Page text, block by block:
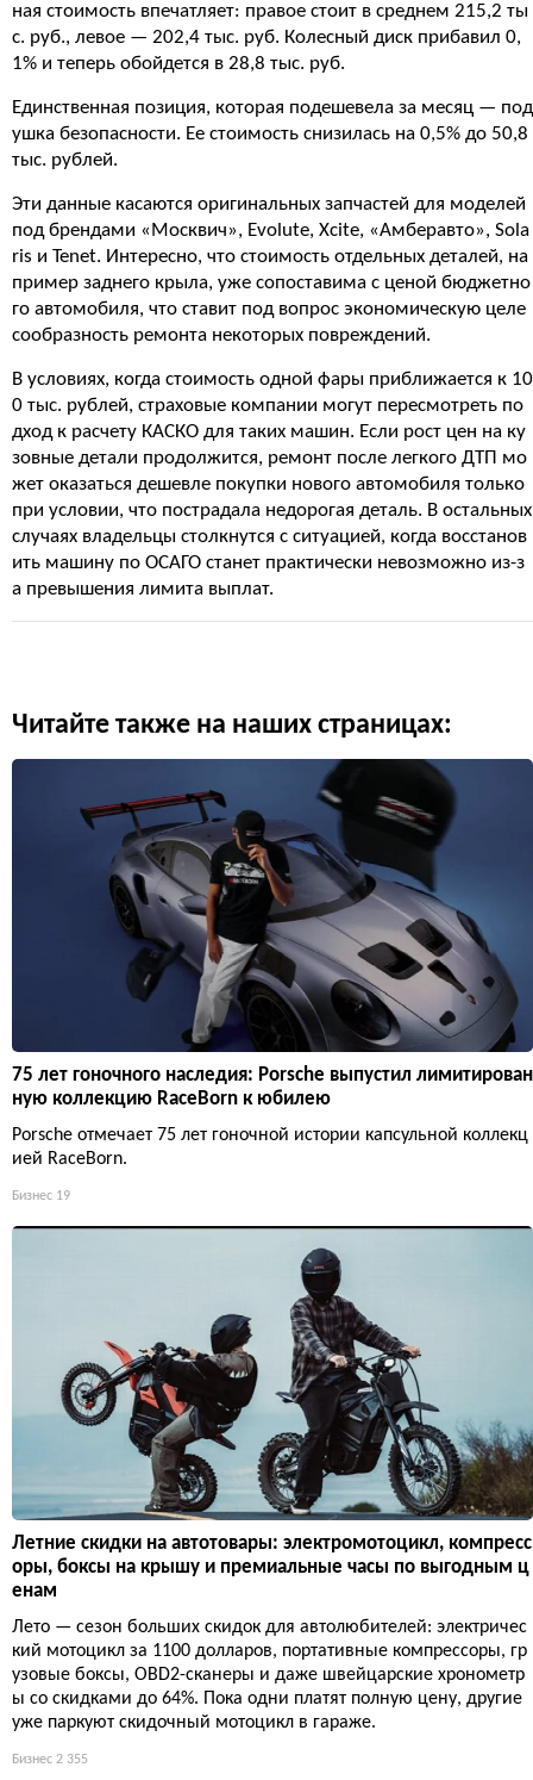
ная стоимость впечатляет: правое стоит в среднем 215,2 ты
с. руб., левое — 202,4 тыс. руб. Колесный диск прибавил 0,
1% и теперь обойдется в 28,8 тыс. руб.
Единственная позиция, которая подешевела за месяц — под
ушка безопасности. Ее стоимость снизилась на 0,5% до 50,8
тыс. рублей.
Эти данные касаются оригинальных запчастей для моделей
под брендами «Москвич», Evolute, Xcite, «Амберавто», Sola
ris и Tenet. Интересно, что стоимость отдельных деталей, на
пример заднего крыла, уже сопоставима с ценой бюджетно
го автомобиля, что ставит под вопрос экономическую целе
сообразность ремонта некоторых повреждений.
В условиях, когда стоимость одной фары приближается к 10
0 тыс. рублей, страховые компании могут пересмотреть по
дход к расчету КАСКО для таких машин. Если рост цен на ку
зовные детали продолжится, ремонт после легкого ДТП мо
жет оказаться дешевле покупки нового автомобиля только
при условии, что пострадала недорогая деталь. В остальных
случаях владельцы столкнутся с ситуацией, когда восстанов
ить машину по ОСАГО станет практически невозможно из-з
а превышения лимита выплат.
Читайте также на наших страницах:
75 лет гоночного наследия: Porsche выпустил лимитирован
ную коллекцию RaceBorn к юбилею
Porsche отмечает 75 лет гоночной истории капсульной коллекц
ией RaceBorn.
Бизнес 19
Летние скидки на автотовары: электромотоцикл, компресс
оры, боксы на крышу и премиальные часы по выгодным ц
енам
Лето — сезон больших скидок для автолюбителей: электричес
кий мотоцикл за 1100 долларов, портативные компрессоры, гр
узовые боксы, OBD2-сканеры и даже швейцарские хронометр
ы со скидками до 64%. Пока одни платят полную цену, другие
уже паркуют скидочный мотоцикл в гараже.
Бизнес 2 355